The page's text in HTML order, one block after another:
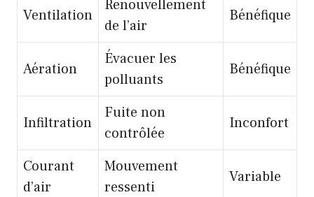
Ventilation
Renouvellement
de l’air
Bénéfique
Aération
Évacuer les
polluants
Bénéfique
Infiltration
Fuite non
contrôlée
Inconfort
Courant
d’air
Mouvement
ressenti
Variable